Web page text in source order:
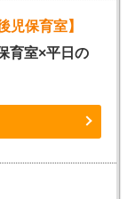
児保育室】
育室×平日の